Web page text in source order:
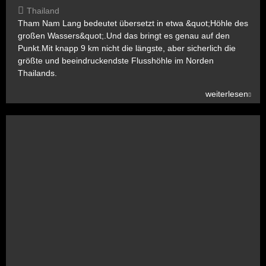
Thailand
Tham Nam Lang bedeutet übersetzt in etwa &quot;Höhle des
großen Wassers&quot;.Und das bringt es genau auf den
Punkt.Mit knapp 9 km nicht die längste, aber sicherlich die
größte und beeindruckendste Flusshöhle im Norden
Thailands.
weiterlesen